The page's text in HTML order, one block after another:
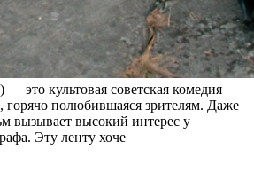
это культовая советская комедия
полюбившаяся зрителям. Даже
вызывает высокий интерес у
Эту ленту хоче